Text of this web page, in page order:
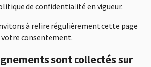
de confidentialité en vigueur.
à relire régulièrement cette page
consentement.
sont collectés sur